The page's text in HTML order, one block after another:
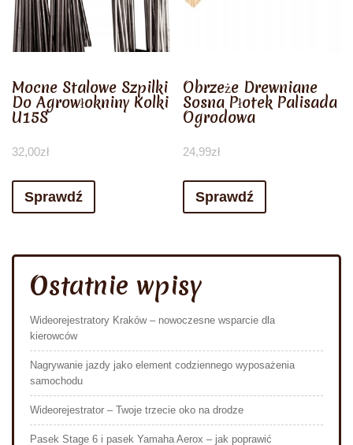
Mocne Stalowe Szpilki
Do Agrowłokniny Kolki
U15S
32,00zł
Sprawdź
Obrzeże Drewniane
Sosna Płotek Palisada
Ogrodowa
24,99zł
Sprawdź
Ostatnie wpisy
Wideorejestratory Kraków – nowoczesne wsparcie dla
kierowców
Nagrywanie jazdy jako element codziennego wyposażenia
samochodu
Wideorejestrator – Twoje trzecie oko na drodze
Pasek Stage 6 i pasek Yamaha Aerox – jak poprawić